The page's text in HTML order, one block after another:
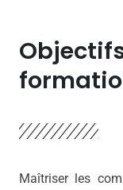
Maîtriser les